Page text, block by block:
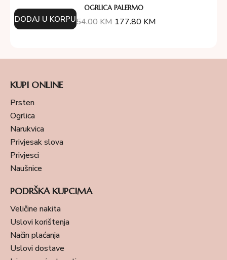
OGRLICA PALERMO
254.00KM 177.80 KM
DODAJ U KORPU
KUPI ONLINE
Prsten
Ogrlica
Narukvica
Privjesak slova
Privjesci
Naušnice
PODRŠKA KUPCIMA
Veličine nakita
Uslovi korištenja
Način plaćanja
Uslovi dostave